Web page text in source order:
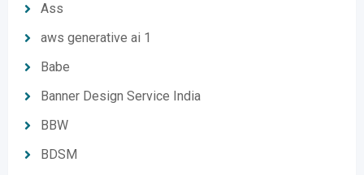
Ass
aws generative ai 1
Babe
Banner Design Service India
BBW
BDSM